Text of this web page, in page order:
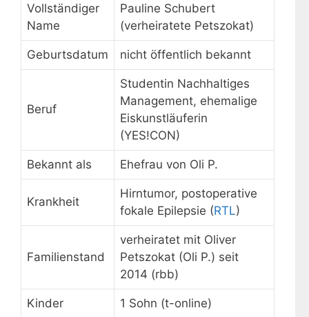
Vollständiger
Name
Pauline Schubert
(verheiratete Petszokat)
Geburtsdatum nicht öffentlich bekannt
Beruf
Studentin Nachhaltiges
Management, ehemalige
Eiskunstläuferin
(YES!CON)
Bekannt als Ehefrau von Oli P.
Krankheit
Hirntumor, postoperative
fokale Epilepsie (RTL)
Familienstand
verheiratet mit Oliver
Petszokat (Oli P.) seit
2014 (rbb)
Kinder 1 Sohn (t-online)